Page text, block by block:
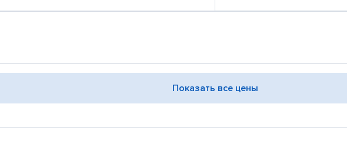
Показать все цены